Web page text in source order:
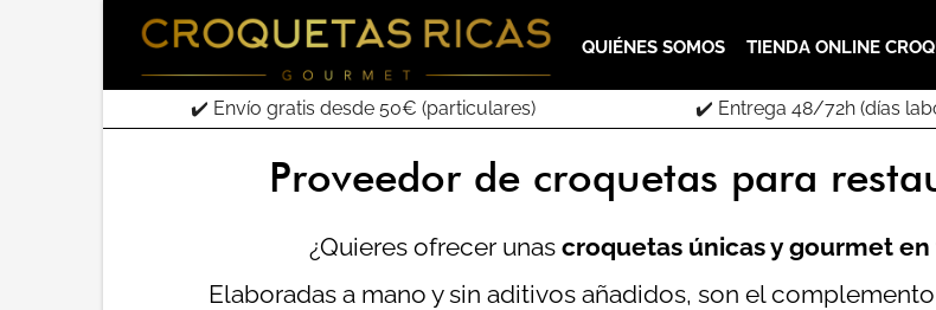
QUIÉNES SOMOS TIENDA ONLINE
✔️ Envío gratis desde 50€ (particulares) ✔️ Entrega 48/72h (días
Proveedor de croquetas para
¿Quieres ofrecer unascroquetas únicas y gourmet
Elaboradas a mano y sin aditivos añadidos, son el